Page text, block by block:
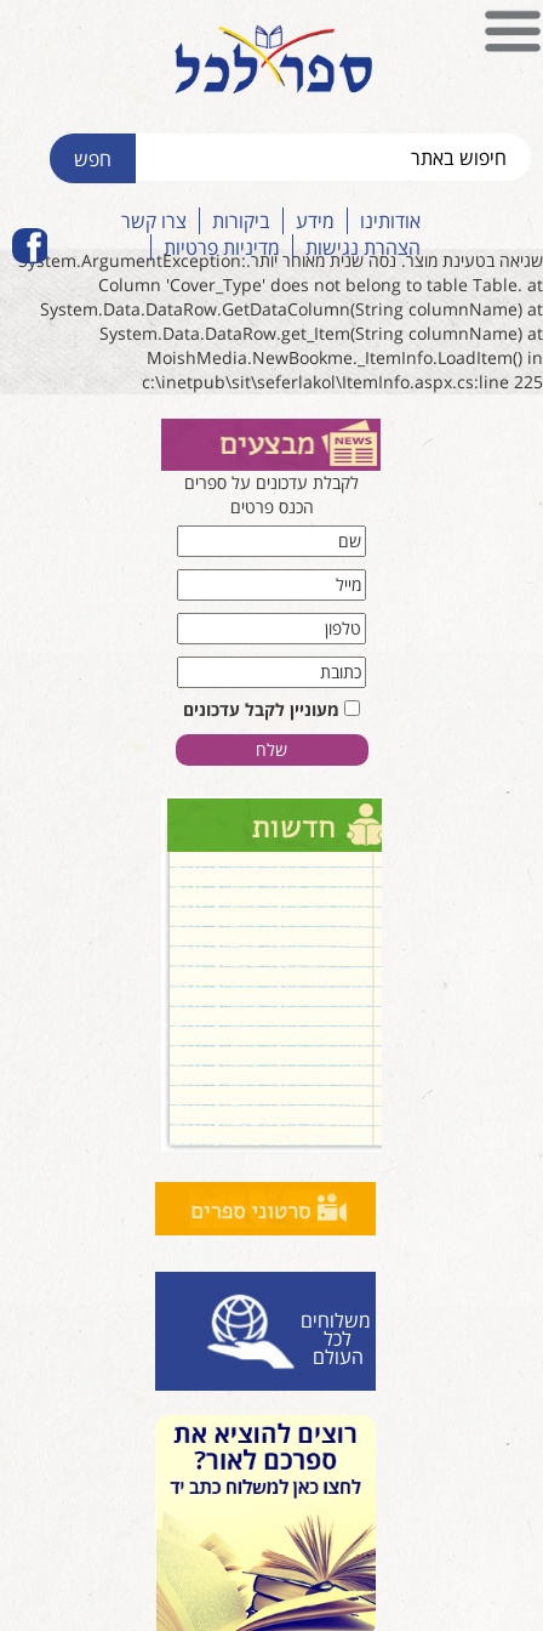
אודותינו מידע ביקורות
צרו קשר
הצהרת נגישות
מדיניות פרטיות
שגיאה בטעינת מוצר. נסה שנית מאוחר יותר.System.ArgumentException:
Column 'Cover_Type' does not belong to table Table. at
System.Data.DataRow.GetDataColumn(String columnName) at
System.Data.DataRow.get_Item(String columnName) at
MoishMedia.NewBookme._ItemInfo.LoadItem() in
c:\inetpub\sit\seferlakol\ItemInfo.aspx.cs:line 225
לקבלת עדכונים על ספרים
הכנס פרטים
מעוניין לקבל עדכונים
משלוחים
לכל
העולם